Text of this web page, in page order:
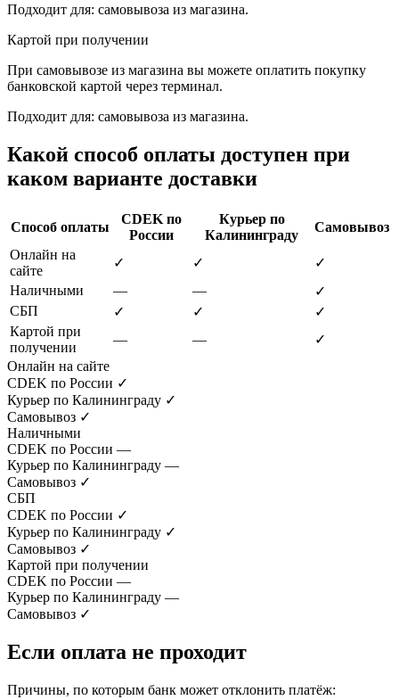
Подходит для: самовывоза из магазина.
Картой при получении
При самовывозе из магазина вы можете оплатить покупку
банковской картой через терминал.
Подходит для: самовывоза из магазина.
Какой способ оплаты доступен при
каком варианте доставки
Способ оплаты
CDEK по
России
Курьер по
Калининграду
Самовывоз
Онлайн на
сайте
✓ ✓
✓
Наличными
— —
✓
СБП
✓ ✓
✓
Картой при
получении
— —
✓
Онлайн на сайте
CDEK по России ✓
Курьер по Калининграду ✓
Самовывоз ✓
Наличными
CDEK по России —
Курьер по Калининграду —
Самовывоз ✓
СБП
CDEK по России ✓
Курьер по Калининграду ✓
Самовывоз ✓
Картой при получении
CDEK по России —
Курьер по Калининграду —
Самовывоз ✓
Если оплата не проходит
Причины, по которым банк может отклонить платёж: